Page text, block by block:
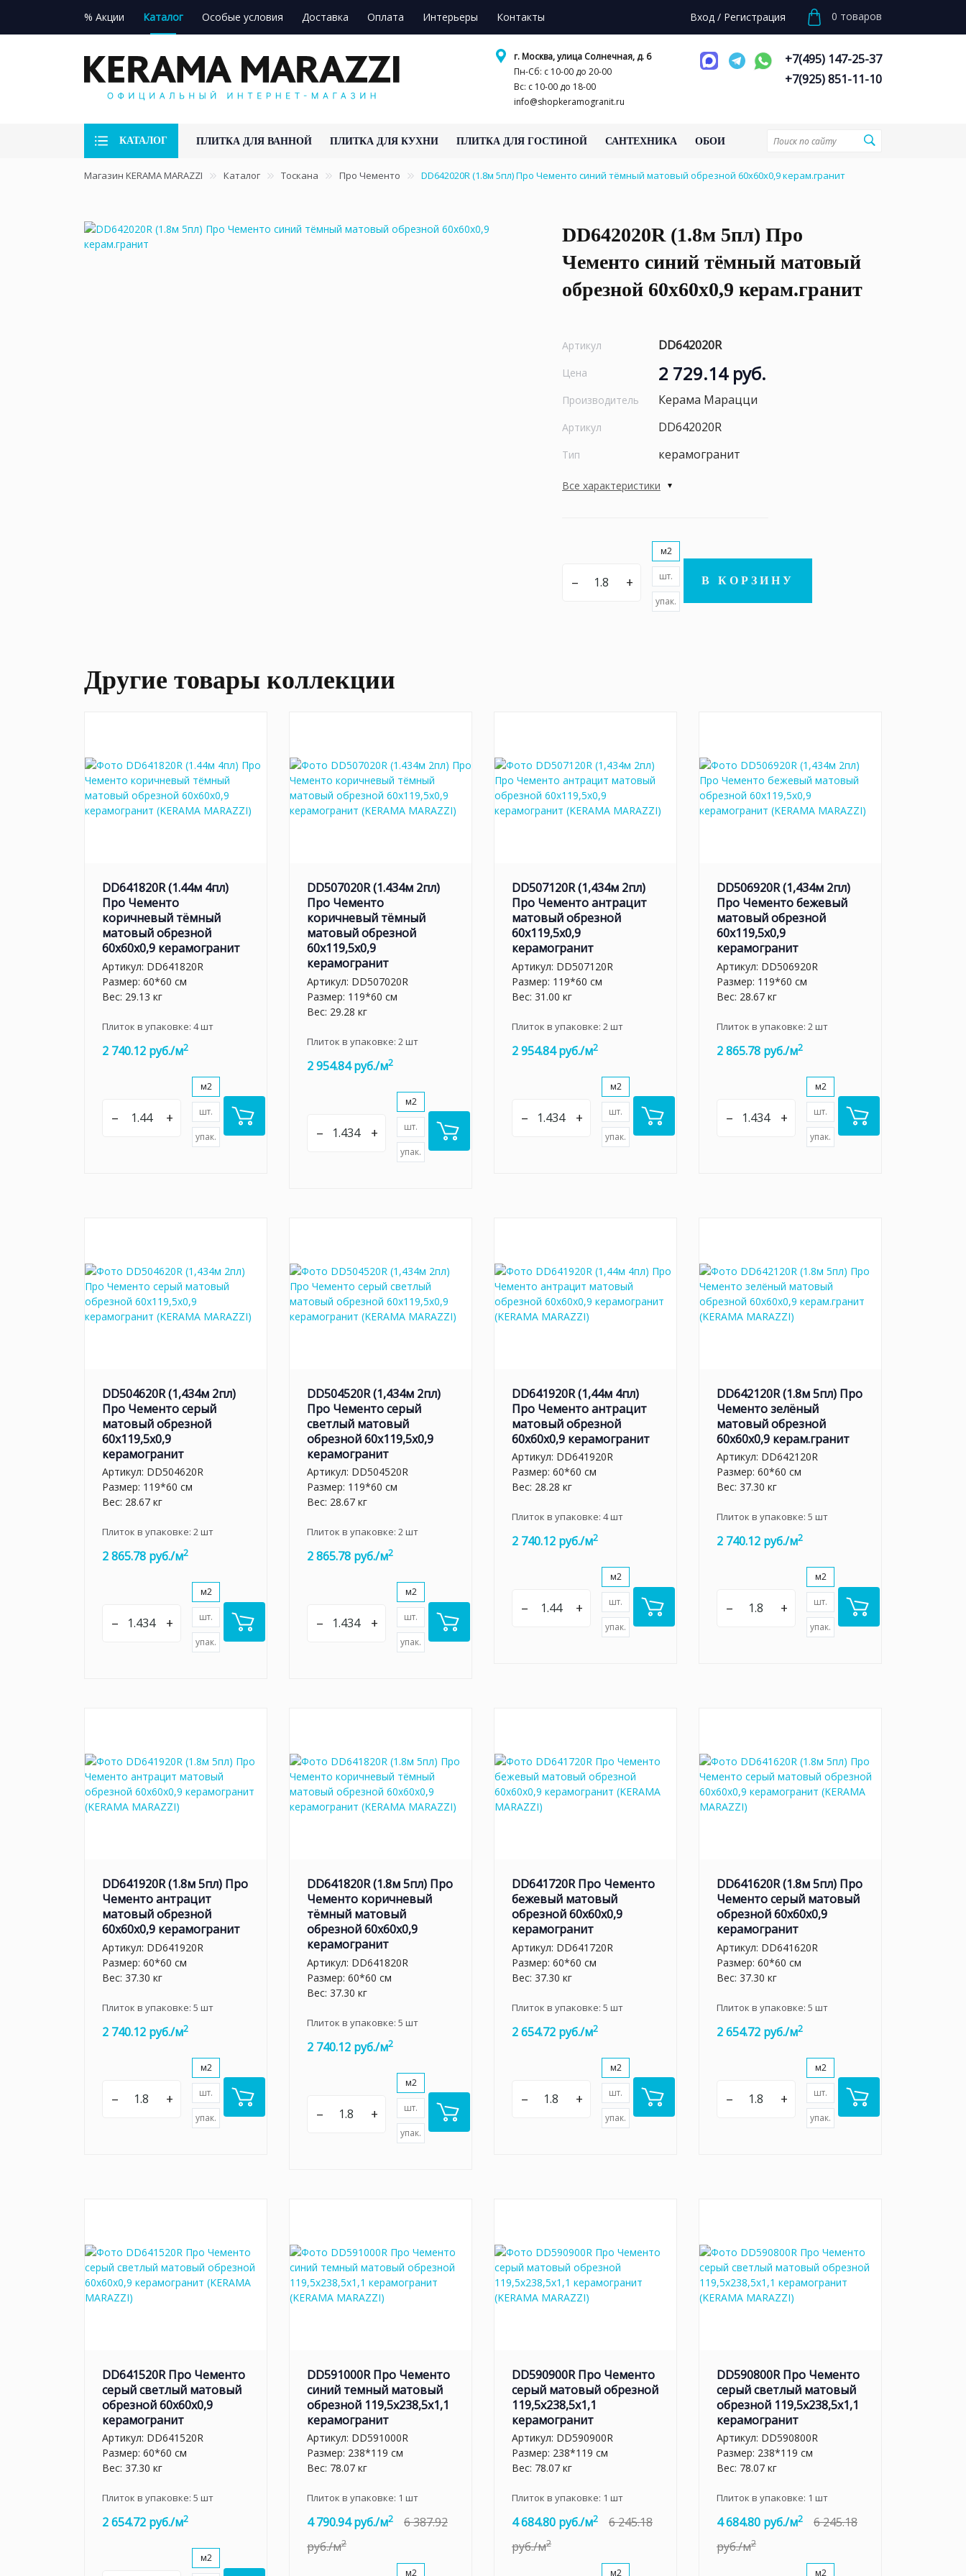
% Акции Каталог Особые условия Доставка Оплата Интерьеры Контакты Вход / Регистрация 0 товаров
г. Москва, улица Солнечная, д. 6
Пн-Сб: с 10-00 до 20-00
Вс: с 10-00 до 18-00
info@shopkeramogranit.ru
+7(495) 147-25-37
+7(925) 851-11-10
КАТАЛОГ ПЛИТКА ДЛЯ ВАННОЙ ПЛИТКА ДЛЯ КУХНИ ПЛИТКА ДЛЯ ГОСТИНОЙ САНТЕХНИКА ОБОИ
Магазин KERAMA MARAZZI Каталог Тоскана Про Чементо DD642020R (1.8м 5пл) Про Чементо синий тёмный матовый обрезной 60x60x0,9 керам.гранит
DD642020R (1.8м 5пл) Про
Чементо синий тёмный матовый
обрезной 60x60x0,9 керам.гранит
Артикул DD642020R
Цена 2 729.14 руб.
Производитель Керама Марацци
Артикул DD642020R
Тип керамогранит
Все характеристики
– +
м2
шт.
упак.
В КОРЗИНУ
Другие товары коллекции
DD641820R (1.44м 4пл)
Про Чементо
коричневый тёмный
матовый обрезной
60x60x0,9 керамогранит
Артикул: DD641820R
Размер: 60*60 см
Вес: 29.13 кг
Плиток в упаковке: 4шт
2 740.12 руб./м2
– +
м2
шт.
упак.
DD507020R (1.434м 2пл)
Про Чементо
коричневый тёмный
матовый обрезной
60x119,5x0,9
керамогранит
Артикул: DD507020R
Размер: 119*60 см
Вес: 29.28 кг
Плиток в упаковке: 2 шт
2 954.84 руб./м2
– +
м2
шт.
упак.
DD507120R (1,434м 2пл)
Про Чементо антрацит
матовый обрезной
60x119,5x0,9
керамогранит
Артикул: DD507120R
Размер: 119*60 см
Вес: 31.00 кг
Плиток в упаковке: 2 шт
2 954.84 руб./м2
– +
м2
шт.
упак.
DD506920R (1,434м 2пл)
Про Чементо бежевый
матовый обрезной
60x119,5x0,9
керамогранит
Артикул: DD506920R
Размер: 119*60 см
Вес: 28.67 кг
Плиток в упаковке: 2 шт
2 865.78 руб./м2
– +
м2
шт.
упак.
DD504620R (1,434м 2пл)
Про Чементо серый
матовый обрезной
60x119,5x0,9
керамогранит
Артикул: DD504620R
Размер: 119*60 см
Вес: 28.67 кг
Плиток в упаковке: 2шт
2 865.78 руб./м2
– +
м2
шт.
упак.
DD504520R (1,434м 2пл)
Про Чементо серый
светлый матовый
обрезной 60x119,5x0,9
керамогранит
Артикул: DD504520R
Размер: 119*60 см
Вес: 28.67 кг
Плиток в упаковке: 2шт
2 865.78 руб./м2
– +
м2
шт.
упак.
DD641920R (1,44м 4пл)
Про Чементо антрацит
матовый обрезной
60x60x0,9 керамогранит
Артикул: DD641920R
Размер: 60*60 см
Вес: 28.28 кг
Плиток в упаковке: 4шт
2 740.12 руб./м2
– +
м2
шт.
упак.
DD642120R (1.8м 5пл) Про
Чементо зелёный
матовый обрезной
60x60x0,9 керам.гранит
Артикул: DD642120R
Размер: 60*60 см
Вес: 37.30 кг
Плиток в упаковке: 5 шт
2 740.12 руб./м2
– +
м2
шт.
упак.
DD641920R (1.8м 5пл) Про
Чементо антрацит
матовый обрезной
60x60x0,9 керамогранит
Артикул: DD641920R
Размер: 60*60 см
Вес: 37.30 кг
Плиток в упаковке: 5 шт
2 740.12 руб./м2
– +
м2
шт.
упак.
DD641820R (1.8м 5пл) Про
Чементо коричневый
тёмный матовый
обрезной 60x60x0,9
керамогранит
Артикул: DD641820R
Размер: 60*60 см
Вес: 37.30 кг
Плиток в упаковке: 5 шт
2 740.12 руб./м2
– +
м2
шт.
упак.
DD641720R Про Чементо
бежевый матовый
обрезной 60x60x0,9
керамогранит
Артикул: DD641720R
Размер: 60*60 см
Вес: 37.30 кг
Плиток в упаковке: 5 шт
2 654.72 руб./м2
– +
м2
шт.
упак.
DD641620R (1.8м 5пл) Про
Чементо серый матовый
обрезной 60x60x0,9
керамогранит
Артикул: DD641620R
Размер: 60*60 см
Вес: 37.30 кг
Плиток в упаковке: 5 шт
2 654.72 руб./м2
– +
м2
шт.
упак.
DD641520R Про Чементо
серый светлый матовый
обрезной 60x60x0,9
керамогранит
Артикул: DD641520R
Размер: 60*60 см
Вес: 37.30 кг
Плиток в упаковке: 5 шт
2 654.72 руб./м2
м2
DD591000R Про Чементо
синий темный матовый
обрезной 119,5x238,5x1,1
керамогранит
Артикул: DD591000R
Размер: 238*119 см
Вес: 78.07 кг
Плиток в упаковке: 1 шт
4 790.94 руб./м2
6 387.92
руб./м2
м2
DD590900R Про Чементо
серый матовый обрезной
119,5x238,5x1,1
керамогранит
Артикул: DD590900R
Размер: 238*119 см
Вес: 78.07 кг
Плиток в упаковке: 1 шт
4 684.80 руб./м2
6 245.18
руб./м2
м2
DD590800R Про Чементо
серый светлый матовый
обрезной 119,5x238,5x1,1
керамогранит
Артикул: DD590800R
Размер: 238*119 см
Вес: 78.07 кг
Плиток в упаковке: 1 шт
4 684.80 руб./м2
6 245.18
руб./м2
м2